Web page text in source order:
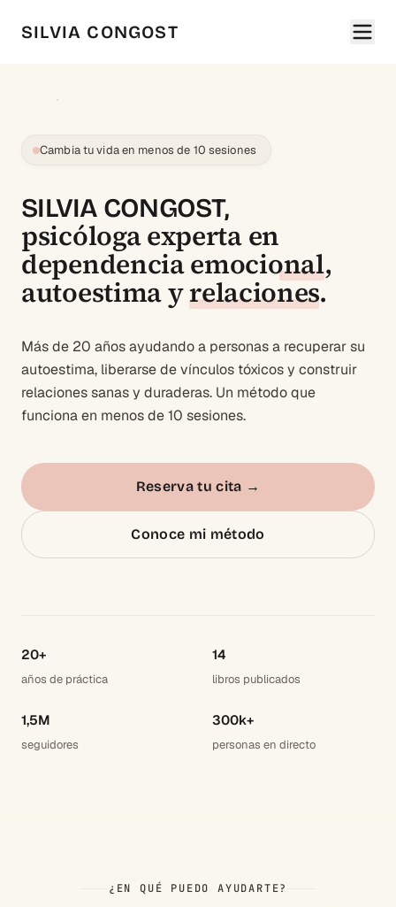
SILVIA CONGOST
Cambia tu vida en menos de 10 sesiones
SILVIA CONGOST,
psicóloga experta en
dependencia emocional,
autoestimayrelaciones.
Más de 20 años ayudando a personas a recuperar su
autoestima, liberarse de vínculos tóxicos y construir
relaciones sanas y duraderas. Un método que
funciona en menos de 10 sesiones.
Reserva tu cita →
Conoce mi método
20+
años de práctica
14
libros publicados
1,5M
seguidores
300k+
personas en directo
¿EN QUÉ PUEDO AYUDARTE?